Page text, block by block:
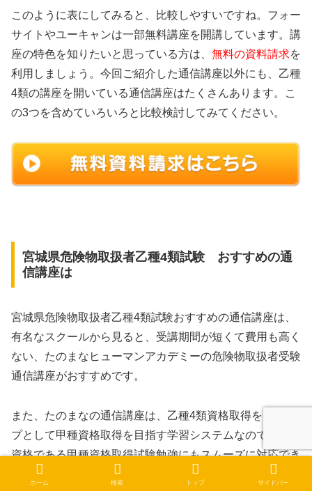
このように表にしてみると、比較しやすいですね。フォー
サイトやユーキャンは一部無料講座を開講しています。講
座の特色を知りたいと思っている方は、 無料の資料請求を
利用しましょう。今回ご紹介した通信講座以外にも、乙種
4類の講座を開いている通信講座はたくさんあります。こ
の3つを含めていろいろと比較検討してみてください。
宮城県危険物取扱者乙種4類試験 おすすめの通
信講座は
宮城県危険物取扱者乙種4類試験おすすめの通信講座は、
有名なスクールから見ると、受講期間が短くて費用も高く
ない、たのまなヒューマンアカデミーの危険物取扱者受験
通信講座がおすすめです。
また、たのまなの通信講座は、乙種4類資格取得をステッ
プとして甲種資格取得を目指す学習システムなので、最終
資格である甲種資格取得試験勉強にもスムーズに対応でき
ます。
ホーム 検索 トップ サイドバー